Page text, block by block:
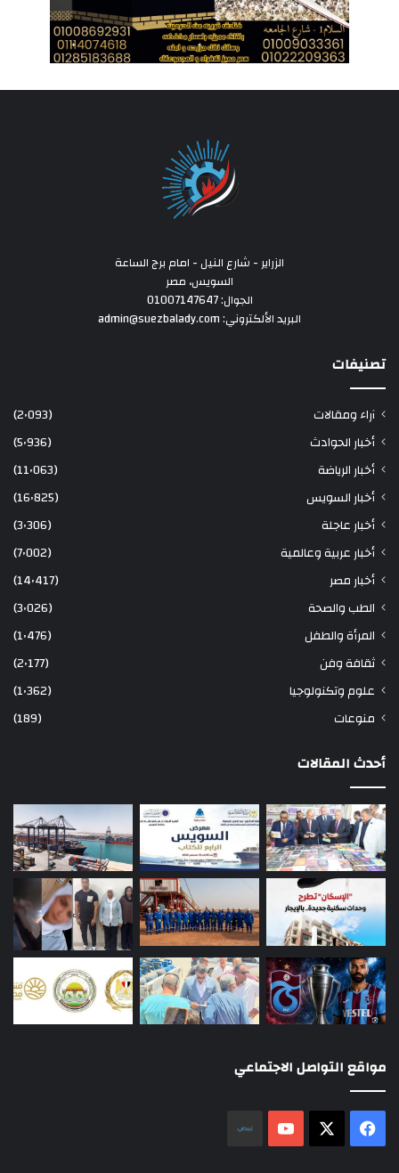
الزراير - شارع النيل - امام برج الساعة
السويس، مصر
الجوال: 01007147647
البريد الألكتروني: admin@suezbalady.com
تصنيفات
آراء ومقالات
(2٬093)
أخبار الحوادث
(5٬936)
أخبار الرياضة
(11٬063)
أخبار السويس
(16٬825)
أخبار عاجلة
(3٬306)
أخبار عربية وعالمية
(7٬002)
أخبار مصر
(14٬417)
الطب والصحة
(3٬026)
المرأة والطفل
(1٬476)
ثقافة وفن
(2٬177)
علوم وتكنولوجيا
(1٬362)
منوعات
(189)
أحدث المقالات
مواقع التواصل الاجتماعي
فيسبوك ‫YouTube